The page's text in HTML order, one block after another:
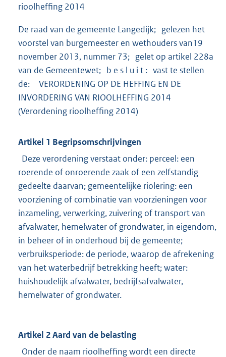
rioolheffing 2014
De raad van de gemeente Langedijk; gelezen het
voorstel van burgemeester en wethouders van19
november 2013, nummer 73; gelet op artikel 228a
van de Gemeentewet; b e s l u i t : vast te stellen
de: VERORDENING OP DE HEFFING EN DE
INVORDERING VAN RIOOLHEFFING 2014
(Verordening rioolheffing 2014)
Artikel 1 Begripsomschrijvingen
Deze verordening verstaat onder: perceel: een
roerende of onroerende zaak of een zelfstandig
gedeelte daarvan; gemeentelijke riolering: een
voorziening of combinatie van voorzieningen voor
inzameling, verwerking, zuivering of transport van
afvalwater, hemelwater of grondwater, in eigendom,
in beheer of in onderhoud bij de gemeente;
verbruiksperiode: de periode, waarop de afrekening
van het waterbedrijf betrekking heeft; water:
huishoudelijk afvalwater, bedrijfsafvalwater,
hemelwater of grondwater.
Artikel 2 Aard van de belasting
Onder de naam rioolheffing wordt een directe